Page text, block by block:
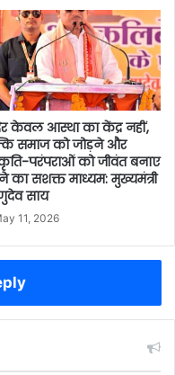
केवल आस्था का केंद्र नहीं,
समाज को जोड़ने और
परंपराओं को जीवंत बनाए
का सशक्त माध्यम: मुख्यमंत्री
साय
11, 2026